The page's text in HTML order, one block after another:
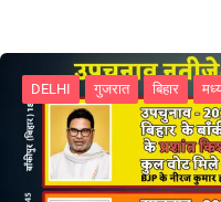
DELHI गुजरात बिहार